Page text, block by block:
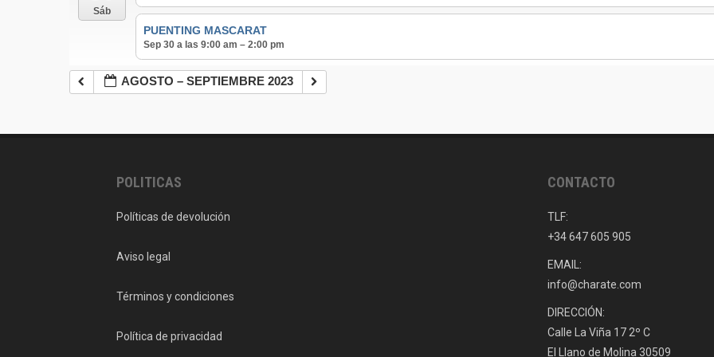
Sáb
PUENTING MASCARAT
Sep 30 a las 9:00 am – 2:00 pm
AGOSTO – SEPTIEMBRE 2023
POLITICAS
Políticas de devolución
Aviso legal
Términos y condiciones
Política de privacidad
CONTACTO
TLF:
+34 647 605 905
EMAIL:
info@charate.com
DIRECCIÓN:
Calle La Viña 17 2º C
El Llano de Molina 30509